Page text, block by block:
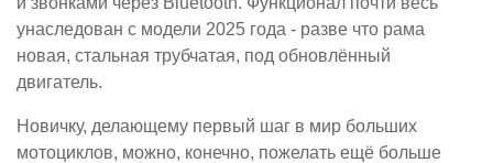
унаследован с модели 2025 года - разве что рама
новая, стальная трубчатая, под обновлённый
двигатель.
Новичку, делающему первый шаг в мир больших
мотоциклов, можно, конечно, пожелать ещё больше